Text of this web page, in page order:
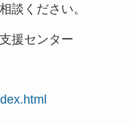
談ください。
援センター